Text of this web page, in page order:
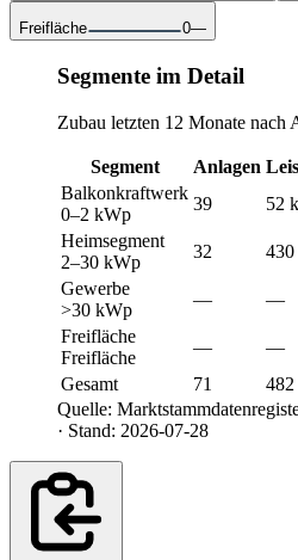
Freifläche 0—
Segmente im Detail
Zubau letzten 12 Monate nach
Segment Anlagen
Balkonkraftwerk
0–2 kWp
39 52
Heimsegment
2–30 kWp
32
Gewerbe
>30 kWp
— —
Freifläche
Freifläche
— —
Gesamt
71
Quelle:
· Stand: 2026-07-28